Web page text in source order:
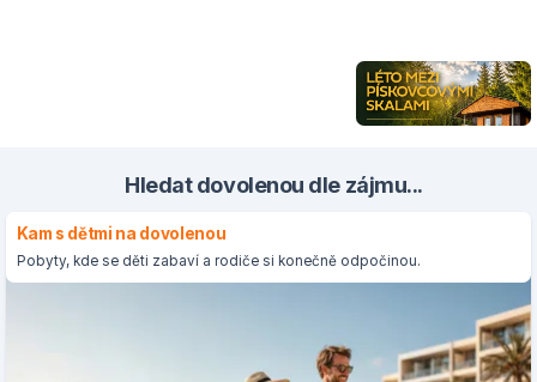
Hledat dovolenou dle zájmu...
Kam s dětmi na dovolenou
Pobyty, kde se děti zabaví a rodiče si konečně odpočinou.